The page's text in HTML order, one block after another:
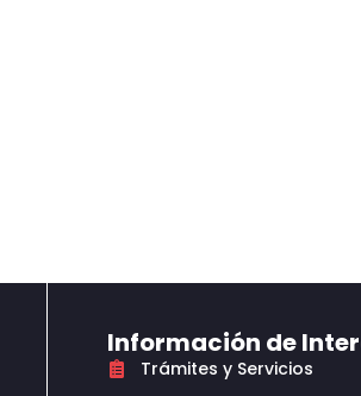
Información de
Trámites y Servicios